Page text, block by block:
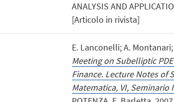
ANALYSIS AND
[Articolo in rivista]
E. Lanconelli; A.
Meeting on Subelliptic
Finance. Lecture Notes of
Matematica, VI,